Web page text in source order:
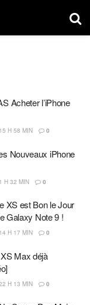
Acheter l’iPhone
H 58 MIN 0
Nouveaux iPhone
H 32 MIN 0
XS est Bon le Jour
Galaxy Note 9 !
H 17 MIN 0
Max déjà
H 13 MIN 0